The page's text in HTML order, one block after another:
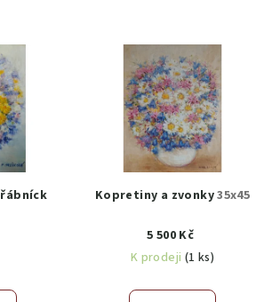
Kopretiny a zvonky35x45
5 500 Kč
K prodeji (1 ks)